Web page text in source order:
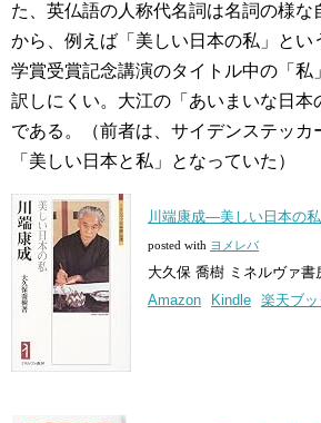
た、英仏語の人称代名詞は名詞の様な
から、例えば「美しい日本の私」とい
学賞受賞記念講演のタイトル中の「私
訳しにくい。大江の「あいまいな日本
である。（前者は、サイデンステッカ
「美しい日本と私」となっていた）
川端康成―美しい日本の
posted with ヨメレバ
大久保 喬樹 ミネルヴァ書
Amazon
Kindle 楽天ブッ